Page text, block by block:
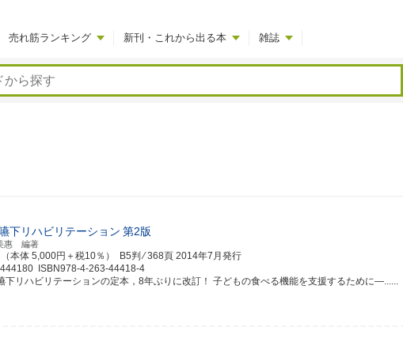
売れ筋ランキング 新刊・これから出る本 雑誌
下リハビリテーション 第2版
惠 編著
（本体 5,000円＋税10％） B5判 ⁄ 368頁 2014年7月発行
ISBN978-4-263-44418-4
下リハビリテーションの定本，8年ぶりに改訂！ 子どもの食べる機能を支援するために―......